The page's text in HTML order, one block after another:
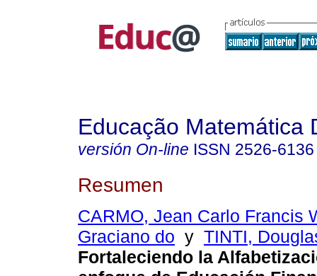
Educação Matemática
versión On-line ISSN 2526-6136
Resumen
CARMO, Jean Carlo Francis
Graciano do y TINTI,
Fortaleciendo la